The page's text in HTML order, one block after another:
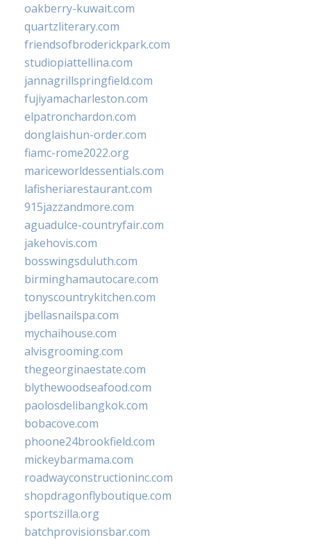
oakberry-kuwait.com
quartzliterary.com
friendsofbroderickpark.com
studiopiattellina.com
jannagrillspringfield.com
fujiyamacharleston.com
elpatronchardon.com
donglaishun-order.com
fiamc-rome2022.org
mariceworldessentials.com
lafisheriarestaurant.com
915jazzandmore.com
aguadulce-countryfair.com
jakehovis.com
bosswingsduluth.com
birminghamautocare.com
tonyscountrykitchen.com
jbellasnailspa.com
mychaihouse.com
alvisgrooming.com
thegeorginaestate.com
blythewoodseafood.com
paolosdelibangkok.com
bobacove.com
phoone24brookfield.com
mickeybarmama.com
roadwayconstructioninc.com
shopdragonflyboutique.com
sportszilla.org
batchprovisionsbar.com